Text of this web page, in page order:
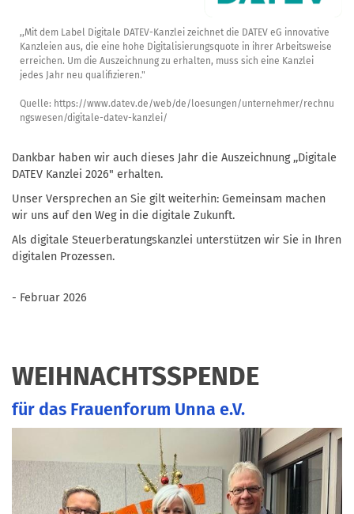
,,Mit dem Label Digitale DATEV-Kanzlei zeichnet die DATEV eG innovative
Kanzleien aus, die eine hohe Digitalisierungsquote in ihrer Arbeitsweise
erreichen. Um die Auszeichnung zu erhalten, muss sich eine Kanzlei
jedes Jahr neu qualifizieren."
Quelle: https://www.datev.de/web/de/loesungen/unternehmer/rechnu
ngswesen/digitale-datev-kanzlei/
Dankbar haben wir auch dieses Jahr die Auszeichnung ,,Digitale
DATEV Kanzlei 2026" erhalten.
Unser Versprechen an Sie gilt weiterhin: Gemeinsam machen
wir uns auf den Weg in die digitale Zukunft.
Als digitale Steuerberatungskanzlei unterstützen wir Sie in Ihren
digitalen Prozessen.
- Februar 2026
WEIHNACHTSSPENDE
für das Frauenforum Unna e.V.